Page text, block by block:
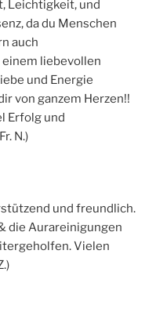
Leichtigkeit, und
da du Menschen
auch
liebevollen
und Energie
von ganzem Herzen!!
Erfolg und
N.)
und freundlich.
die Aurareinigungen
Vielen